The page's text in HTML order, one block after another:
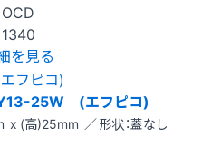
OCD
1340
を見る
25W (エフピコ)
x (高)25mm ／ 形状：蓋なし